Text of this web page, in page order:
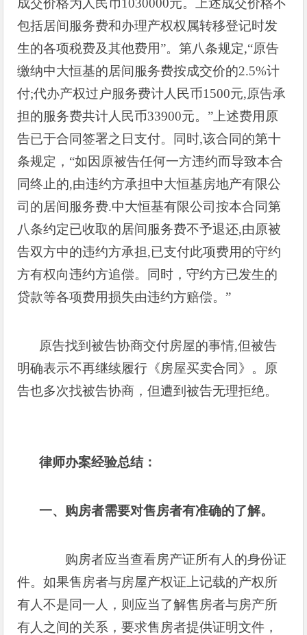
成交价格为人民币1030000元。上述成交价格不
包括居间服务费和办理产权权属转移登记时发
生的各项税费及其他费用”。第八条规定,“原告
缴纳中大恒基的居间服务费按成交价的2.5%计
付;代办产权过户服务费计人民币1500元,原告承
担的服务费共计人民币33900元。”上述费用原
告已于合同签署之日支付。同时,该合同的第十
条规定，“如因原被告任何一方违约而导致本合
同终止的,由违约方承担中大恒基房地产有限公
司的居间服务费.中大恒基有限公司按本合同第
八条约定已收取的居间服务费不予退还,由原被
告双方中的违约方承担,已支付此项费用的守约
方有权向违约方追偿。同时，守约方已发生的
贷款等各项费用损失由违约方赔偿。”
原告找到被告协商交付房屋的事情,但被告
明确表示不再继续履行《房屋买卖合同》。原
告也多次找被告协商，但遭到被告无理拒绝。
律师办案经验总结：
一、购房者需要对售房者有准确的了解。
购房者应当查看房产证所有人的身份证
件。如果售房者与房屋产权证上记载的产权所
有人不是同一人，则应当了解售房者与房产所
有人之间的关系，要求售房者提供证明文件，